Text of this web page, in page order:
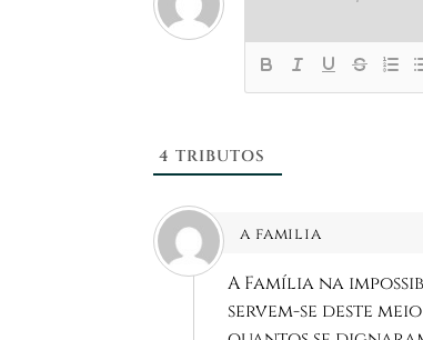
4 TRIBUTOS
a familia
A Família na
servem-se deste